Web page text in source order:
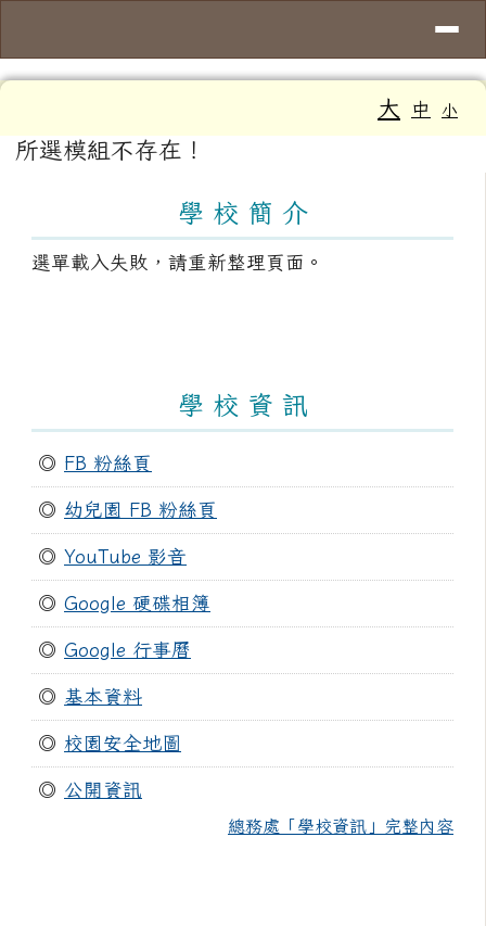
大 中 小
主內容區域
所選模組不存在！
學 校 簡 介
選單載入失敗，請重新整理頁面。
學 校 資 訊
◎ FB 粉絲頁
◎ 幼兒園 FB 粉絲頁
◎ YouTube 影音
◎ Google 硬碟相簿
◎ Google 行事曆
◎ 基本資料
◎ 校園安全地圖
◎ 公開資訊
總務處「學校資訊」完整內容
頁尾區域